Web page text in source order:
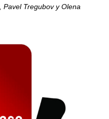
Pavel Tregubov y Olena